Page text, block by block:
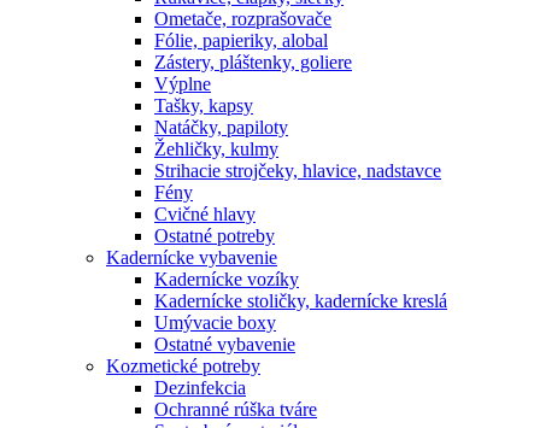
Ometače, rozprašovače
Fólie, papieriky, alobal
Zástery, pláštenky, goliere
Výplne
Tašky, kapsy
Natáčky, papiloty
Žehličky, kulmy
Strihacie strojčeky, hlavice, nadstavce
Fény
Cvičné hlavy
Ostatné potreby
Kadernícke vybavenie
Kadernícke vozíky
Kadernícke stoličky, kadernícke kreslá
Umývacie boxy
Ostatné vybavenie
Kozmetické potreby
Dezinfekcia
Ochranné rúška tváre